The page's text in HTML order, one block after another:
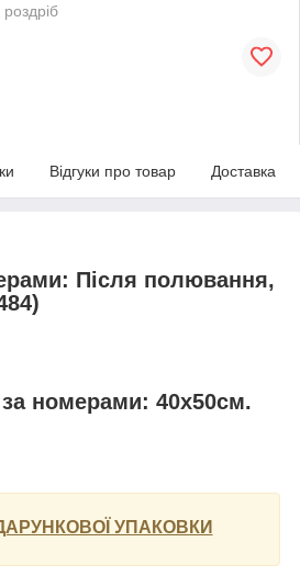
роздріб
Відгуки про товар Доставка
Після полювання,
номерами: 40х50см.
УПАКОВКИ